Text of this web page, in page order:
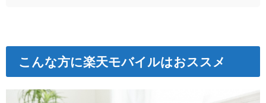
こんな方に楽天モバイルはおススメ